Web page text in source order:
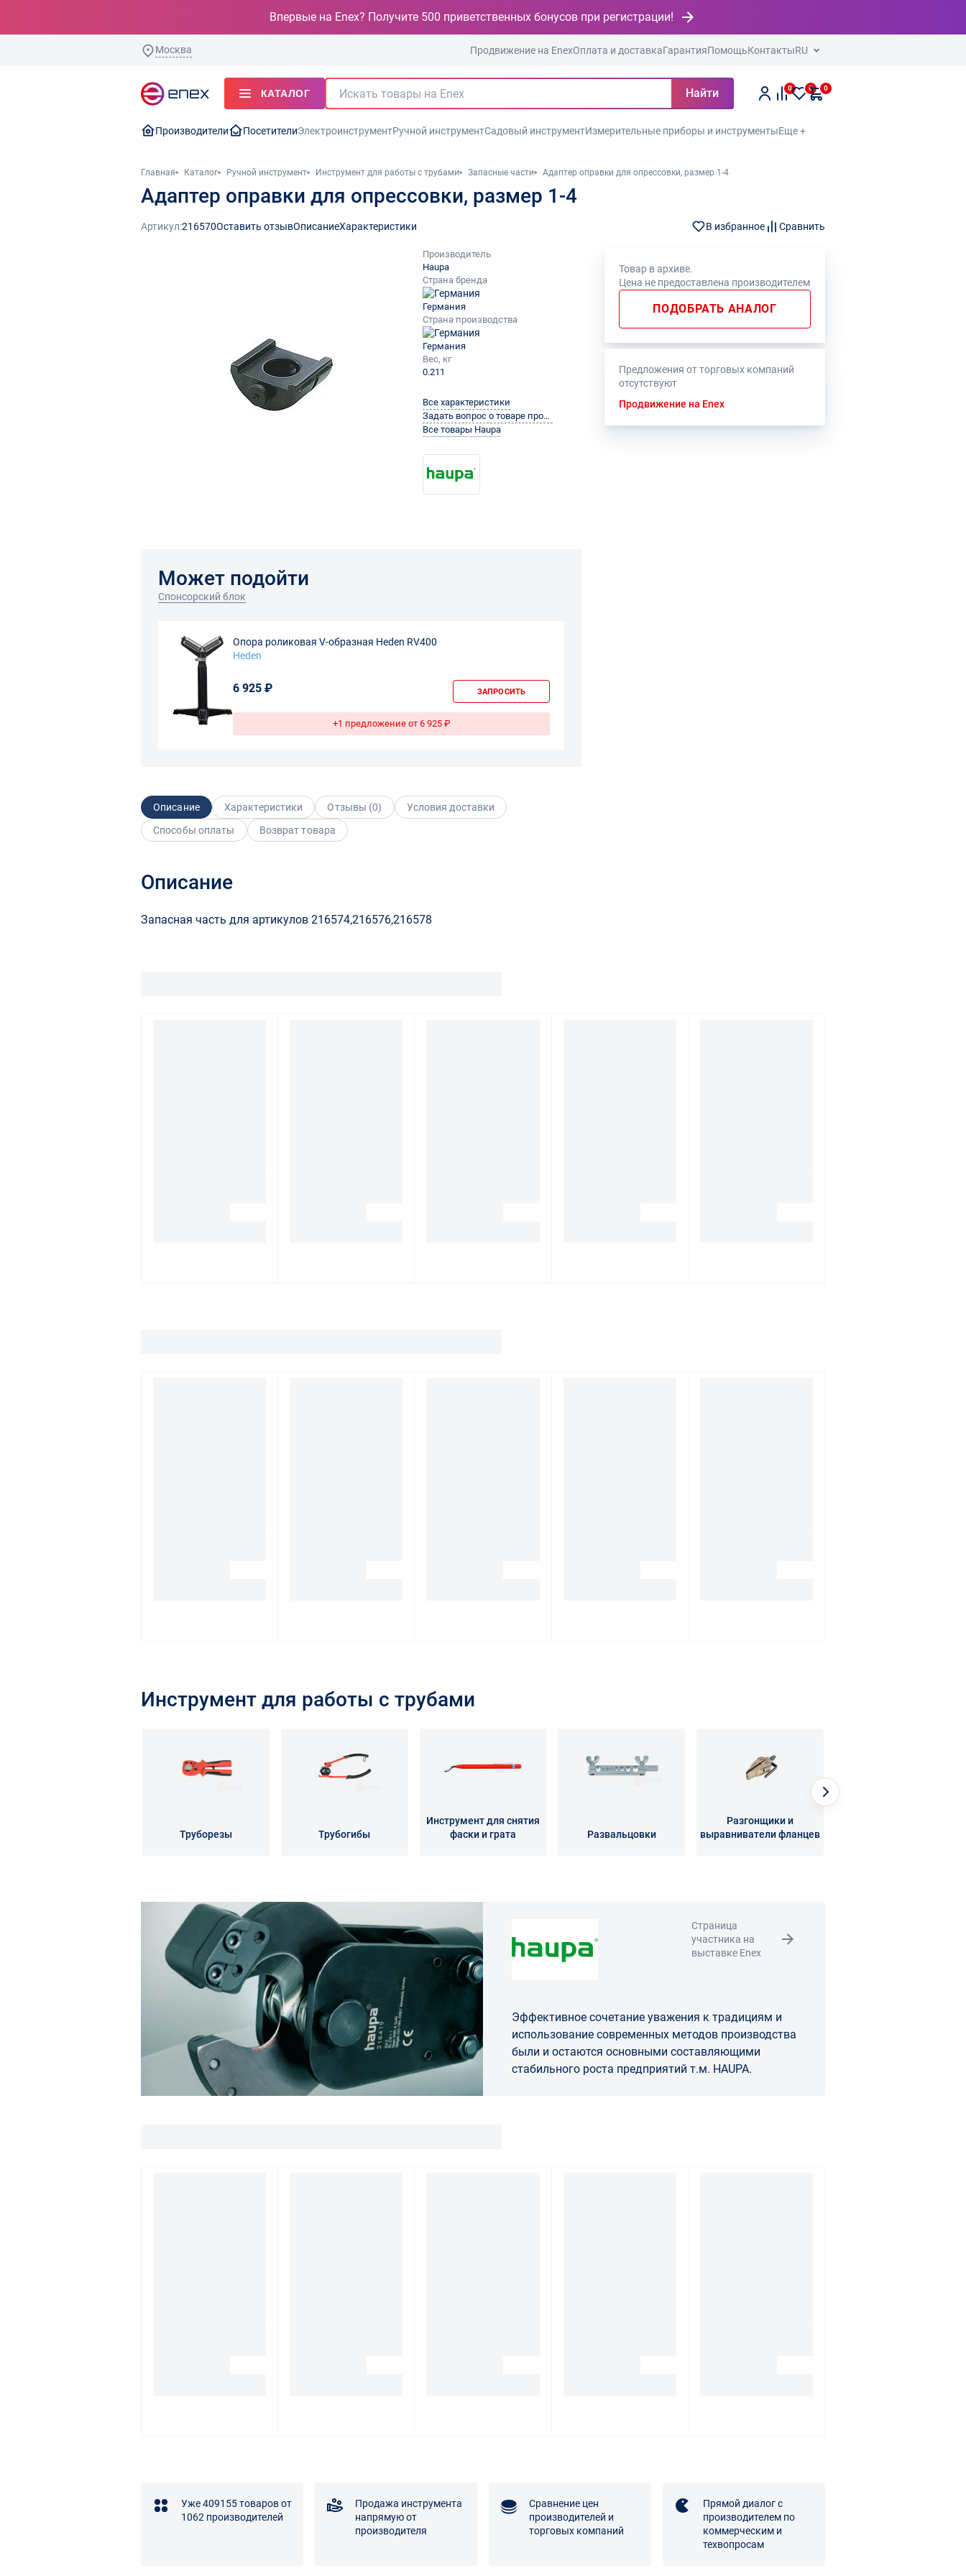
Впервые на Enex? Получите 500 приветственных бонусов при регистрации!
Москва Продвижение на EnexОплата и доставкаГарантияПомощьКонтактыRU
КАТАЛОГ Найти 0 0 0
Производители ПосетителиЭлектроинструментРучной инструментСадовый инструментИзмерительные приборы и инструментыЕще +
Главная Каталог Ручной инструмент Инструмент для работы с трубами Запасные части Адаптер оправки для опрессовки, размер 1-4
Адаптер оправки для опрессовки, размер 1-4
Артикул:216570Оставить отзывОписаниеХарактеристики В избранное Сравнить
Производитель
Haupa
Страна бренда
Германия
Страна производства
Германия
Вес, кг
0.211
Все характеристики
Задать вопрос о товаре производителю
Все товары Haupa
Товар в архиве.
Цена не предоставлена производителем
ПОДОБРАТЬ АНАЛОГ
Предложения от торговых компаний
отсутствуют
Продвижение на Enex
Может подойти
Спонсорский блок
Опора роликовая V-образная Heden RV400
Heden
6 925 ₽ ЗАПРОСИТЬ
+1 предложение от 6 925 ₽
Описание Характеристики Отзывы (0)
Условия доставки
Способы оплаты
Возврат товара
Описание
Запасная часть для артикулов 216574,216576,216578
Инструмент для работы с трубами
Труборезы Трубогибы
Инструмент для снятия
фаски и грата
Развальцовки
Разгонщики и
выравниватели фланцев
Страница
участника на
выставке Enex
Эффективное сочетание уважения к традициям и
использование современных методов производства
были и остаются основными составляющими
стабильного роста предприятий т.м. HAUPA.
Уже 409155 товаров от
1062 производителей
Продажа инструмента
напрямую от
производителя
Сравнение цен
производителей и
торговых компаний
Прямой диалог с
производителем по
коммерческим и
техвопросам